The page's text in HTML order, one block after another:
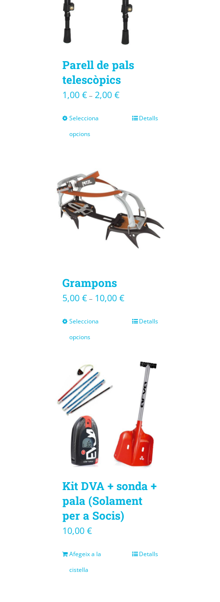
Parell de pals
telescòpics
1,00 €– 2,00 €
Selecciona
opcions
Detalls
Grampons
5,00 €– 10,00 €
Selecciona
opcions
Detalls
Kit DVA + sonda +
pala (Solament
per a Socis)
10,00 €
Afegeix a la
cistella
Detalls